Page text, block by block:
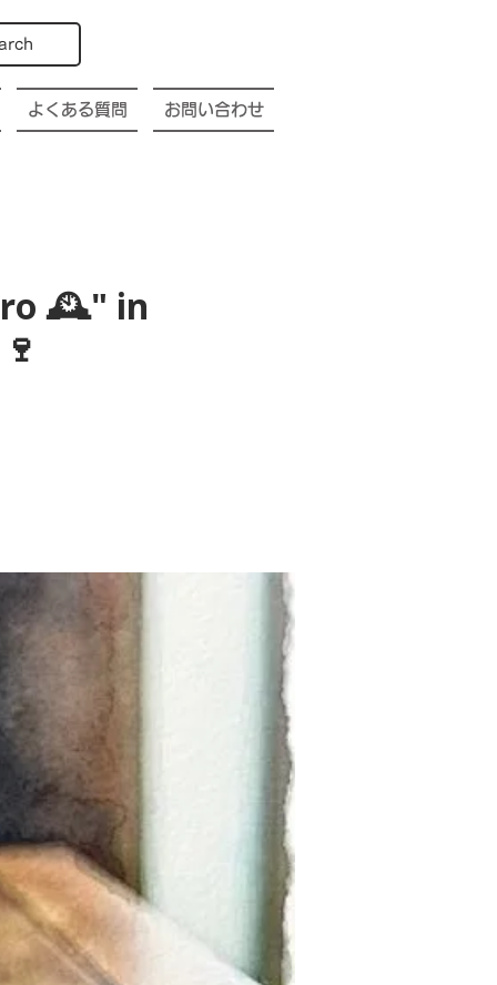
よくある質問 お問い合わせ
🕰️" in